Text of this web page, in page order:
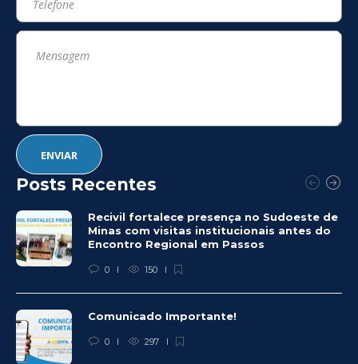
Posts Recentes
Recivil fortalece presença no Sudoeste de
Minas com visitas institucionais antes do
Encontro Regional em Passos
0 150
Comunicado Importante!
0 297